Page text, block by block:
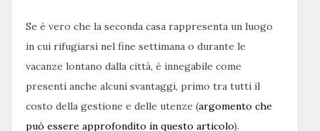
Se è vero che la seconda casa rappresenta un luogo
in cui rifugiarsi nel fine settimana o durante le
vacanze lontano dalla città, è innegabile come
presenti anche alcuni svantaggi, primo tra tutti il
costo della gestione e delle utenze (argomento che
può essere approfondito in questo articolo).